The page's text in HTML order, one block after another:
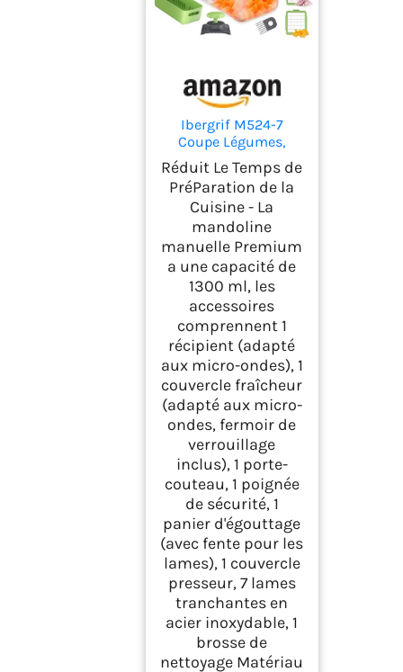
Ibergrif M524-7
Coupe Légumes,
Mandoline 7 en 1
Multifonction
Réduit Le Temps de
PréParation de la
Cuisine - La
mandoline
manuelle Premium
a une capacité de
1300 ml, les
accessoires
comprennent 1
récipient (adapté
aux micro-ondes), 1
couvercle fraîcheur
(adapté aux micro-
ondes, fermoir de
verrouillage
inclus), 1 porte-
couteau, 1 poignée
de sécurité, 1
panier d'égouttage
(avec fente pour les
lames), 1 couvercle
presseur, 7 lames
tranchantes en
acier inoxydable, 1
brosse de
nettoyage Matériau